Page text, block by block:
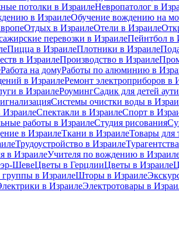
потолки в ИзраилеНевропатолог в
в ИзраилеОбучение вождению на
Отдых в ИзраилеОтели в Израиле
перевозки в ИзраилеПейнтбол в
Пицца в ИзраилеПлотники в Израиле
в ИзраилеПроизводство в Израиле
Работа на домуРаботы по алюминию в
в ИзраилеРемонт электроприборов в
в ИзраилеРоумингСадик для детей
Системы очистки воды в
Спектакли в ИзраилеСпорт в
работы в ИзраилеСтудия рисования
в ИзраилеТкани в ИзраилеТовары для
Трудоустройство в Израиле
в ИзраилеУчителя по вождению в
ШевеЦветы в ГерцлииЦветы в Израиле
в ИзраилеШторы в Израиле
в ИзраилеЭлектротовары в